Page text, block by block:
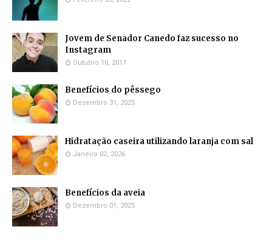
Jovem de Senador Canedo faz sucesso no
Instagram
Outubro 10, 2017
Benefícios do pêssego
Dezembro 31, 2025
Hidratação caseira utilizando laranja com sal
Janeiro 02, 2026
Benefícios da aveia
Dezembro 01, 2025